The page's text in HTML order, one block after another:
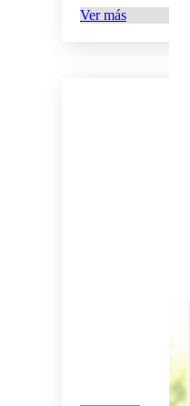
Ver más